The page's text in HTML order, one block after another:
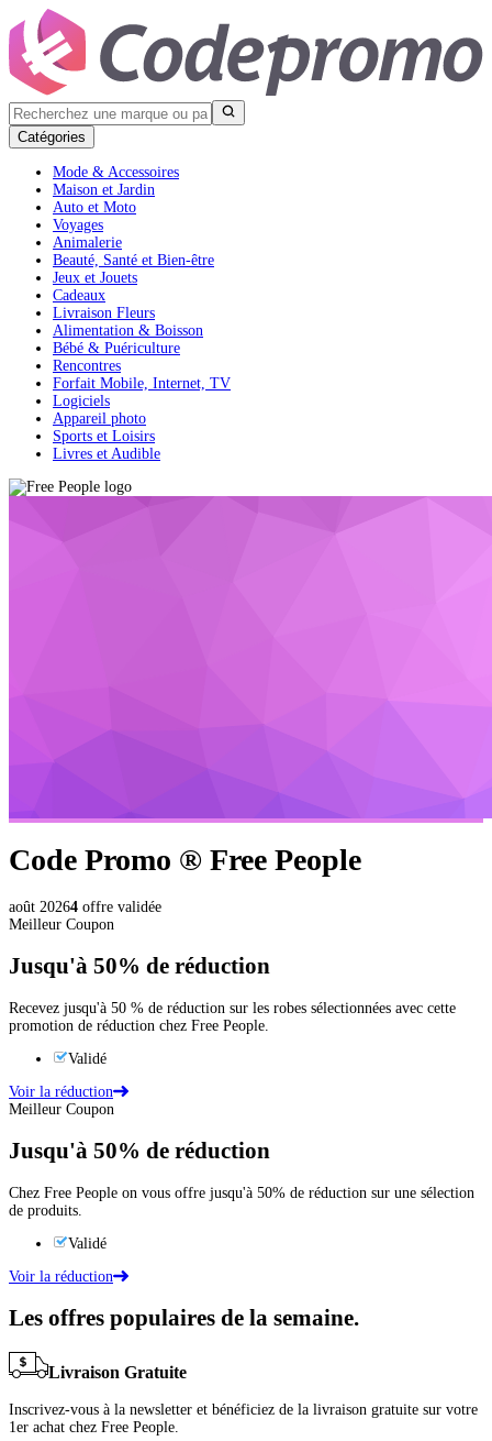
Catégories
Mode & Accessoires
Maison et Jardin
Auto et Moto
Voyages
Animalerie
Beauté, Santé et Bien-être
Jeux et Jouets
Cadeaux
Livraison Fleurs
Alimentation & Boisson
Bébé & Puériculture
Rencontres
Forfait Mobile, Internet, TV
Logiciels
Appareil photo
Sports et Loisirs
Livres et Audible
Code Promo ® Free People
août 20264 offre validée
Meilleur Coupon
Jusqu'à 50% de réduction
Recevez jusqu'à 50 % de réduction sur les robes sélectionnées avec cette
promotion de réduction chez Free People.
Validé
Voir la réduction
Meilleur Coupon
Jusqu'à 50% de réduction
Chez Free People on vous offre jusqu'à 50% de réduction sur une sélection
de produits.
Validé
Voir la réduction
Les offres populaires de la semaine.
Livraison Gratuite
Inscrivez-vous à la newsletter et bénéficiez de la livraison gratuite sur votre
1er achat chez Free People.